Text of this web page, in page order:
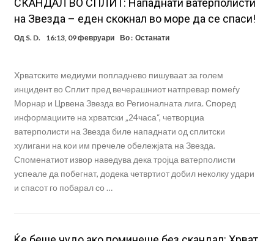
СКАНДАЛ ВО СПЛИТ: Нападнати ватерполисти
на Звезда – еден скокнал во море да се спаси!
Од S. D. 16:13, 09 февруари Во : Останати
Хрватските медиуми попладнево пишуваат за голем
инцидент во Сплит пред вечерашниот натпревар помеѓу
Морнар и Црвена Звезда во Регионалната лига. Според
информациите на хрватски „24часа“, четворциа
ватерполисти на Звезда биле нападнати од сплитски
хулигани на кои им пречеле обележјата на Звезда.
Споменатиот извор наведува дека тројца ватерполисти
успеале да побегнат, додека четвртиот добил неколку удари
и спасот го побарал со …